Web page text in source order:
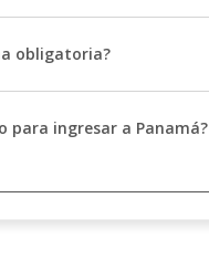
obligatoria?
para ingresar a Panamá?